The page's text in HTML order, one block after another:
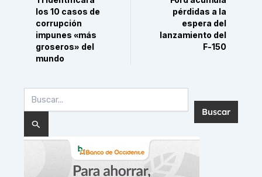
los 10 casos de
corrupción
impunes «más
groseros» del
mundo
pérdidas a la
espera del
lanzamiento del
F-150
por: